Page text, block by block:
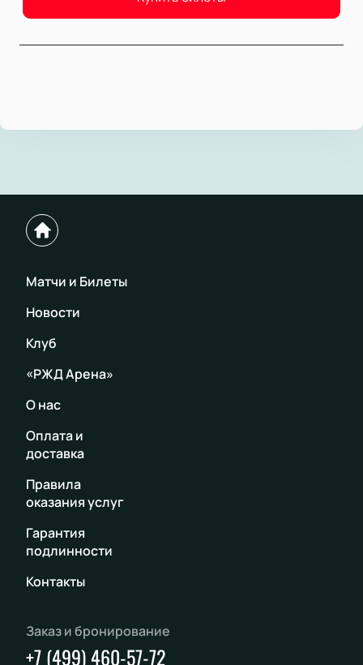
Матчи и Билеты
Новости
Клуб
«РЖД Арена»
О нас
Оплата и
доставка
Правила
оказания услуг
Гарантия
подлинности
Контакты
Заказ и бронирование
+7 (499) 460-57-72